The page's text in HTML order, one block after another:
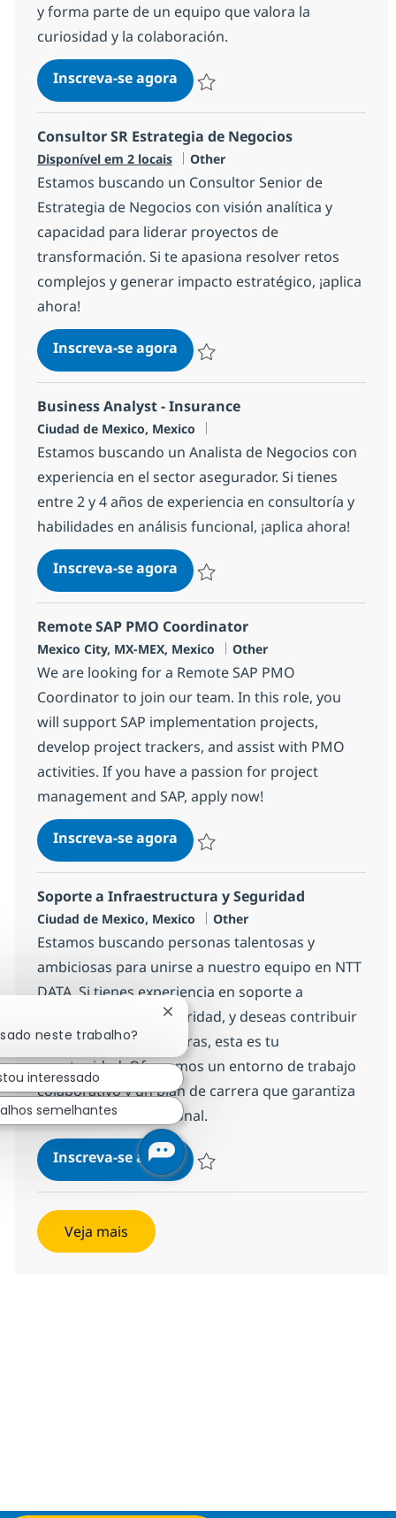
y forma parte de un equipo que valora la
curiosidad y la colaboración.
Inscreva-se agoraStrategy Consultant
Consultor SR Estrategia de Negocios
Disponível em 2 locais Categoria
Other
Estamos buscando un Consultor Senior de
Estrategia de Negocios con visión analítica y
capacidad para liderar proyectos de
transformación. Si te apasiona resolver retos
complejos y generar impacto estratégico, ¡aplica
ahora!
Inscreva-se agoraConsultor SR Estrategia de
Business Analyst - Insurance
Localização
Ciudad de Mexico, Mexico
Estamos buscando un Analista de Negocios con
experiencia en el sector asegurador. Si tienes
entre 2 y 4 años de experiencia en consultoría y
habilidades en análisis funcional, ¡aplica ahora!
Inscreva-se agoraBusiness Analyst - Insurance
Remote SAP PMO Coordinator
Localização
Mexico City, MX-MEX, Mexico Categoria
Other
We are looking for a Remote SAP PMO
Coordinator to join our team. In this role, you
will support SAP implementation projects,
develop project trackers, and assist with PMO
activities. If you have a passion for project
management and SAP, apply now!
Inscreva-se agoraRemote SAP PMO Coordinator
Soporte a Infraestructura y Seguridad
Localização
Ciudad de Mexico, Mexico Categoria
Other
Estamos buscando personas talentosas y
ambiciosas para unirse a nuestro equipo en NTT
DATA. Si tienes experiencia en soporte a
infraestructura y seguridad, y deseas contribuir
a soluciones innovadoras, esta es tu
oportunidad. Ofrecemos un entorno de trabajo
colaborativo y un plan de carrera que garantiza
tu desarrollo profesional.
Inscreva-se agora Soporte a Infraestructura y
Veja mais
neste trabalho?
Fechar notificação de chatbot
interessado
semelhantes